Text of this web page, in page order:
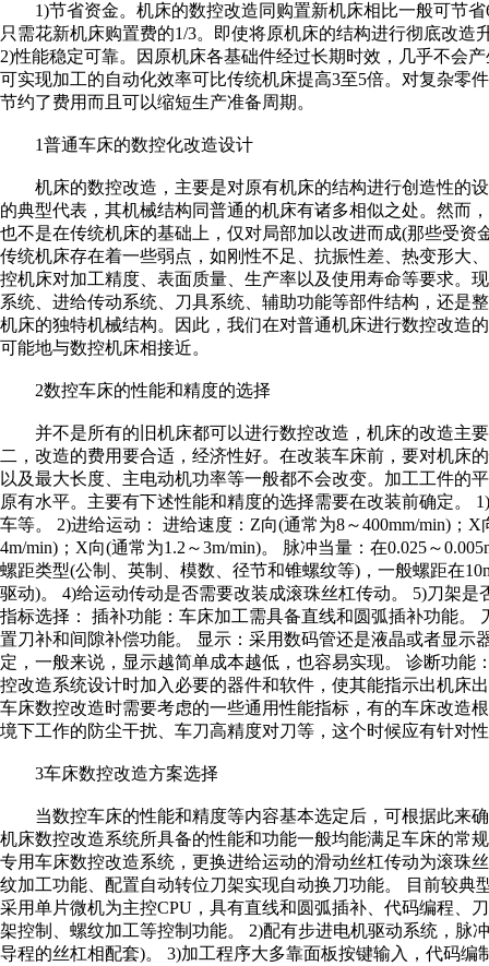
1)节省资金。机床的数控改造同购置新机床相比一般可节省
只需花新机床购置费的1/3。即使将原机床的结构进行彻底改
2)性能稳定可靠。因原机床各基础件经过长期时效，几乎不会
可实现加工的自动化效率可比传统机床提高3至5倍。对复杂零
节约了费用而且可以缩短生产准备周期。
1普通车床的数控化改造设计
机床的数控改造，主要是对原有机床的结构进行创造性的
的典型代表，其机械结构同普通的机床有诸多相似之处。然而
也不是在传统机床的基础上，仅对局部加以改进而成(那些受
传统机床存在着一些弱点，如刚性不足、抗振性差、热变形大
控机床对加工精度、表面质量、生产率以及使用寿命等要求。
系统、进给传动系统、刀具系统、辅助功能等部件结构，还是
机床的独特机械结构。因此，我们在对普通机床进行数控改造
可能地与数控机床相接近。
2数控车床的性能和精度的选择
并不是所有的旧机床都可以进行数控改造，机床的改造主
二，改造的费用要合适，经济性好。在改装车床前，要对机床
以及最大长度、主电动机功率等一般都不会改变。加工工件的
原有水平。主要有下述性能和精度的选择需要在改装前确定。
车等。 2)进给运动： 进给速度：Z向(通常为8～400mm/min)；
4m/min)；X向(通常为1.2～3m/min)。 脉冲当量：在0.025～
螺距类型(公制、英制、模数、径节和锥螺纹等)，一般螺距在
驱动)。 4)给运动传动是否需要改装成滚珠丝杠传动。 5)刀架
指标选择： 插补功能：车床加工需具备直线和圆弧插补功能
置刀补和间隙补偿功能。 显示：采用数码管还是液晶或者显
定，一般来说，显示越简单成本越低，也容易实现。 诊断功
控改造系统设计时加入必要的器件和软件，使其能指示出机床
车床数控改造时需要考虑的一些通用性能指标，有的车床改造
境下工作的防尘干扰、车刀高精度对刀等，这个时候应有针对
3车床数控改造方案选择
当数控车床的性能和精度等内容基本选定后，可根据此来
机床数控改造系统所具备的性能和功能一般均能满足车床的常
专用车床数控改造系统，更换进给运动的滑动丝杠传动为滚珠
纹加工功能、配置自动转位刀架实现自动换刀功能。 目前较
采用单片微机为主控CPU，具有直线和圆弧插补、代码编程、
架控制、螺纹加工等控制功能。 2)配有步进电机驱动系统，脉
导程的丝杠相配套)。 3)加工程序大多靠面板按键输入，代码